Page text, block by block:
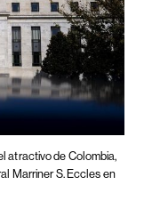
atractivo de Colombia,
Marriner S. Eccles en